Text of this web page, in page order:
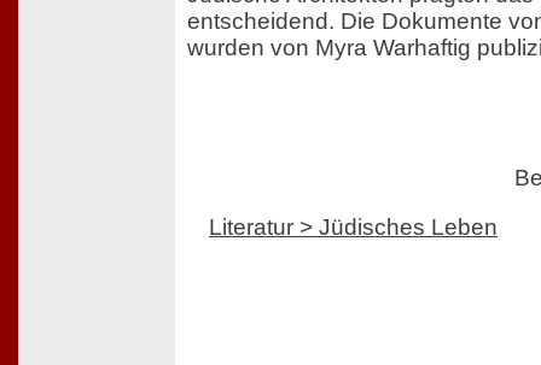
entscheidend. Die Dokumente
wurden von Myra Warhaftig
Literatur > Jüdisches Leben